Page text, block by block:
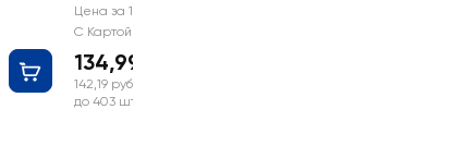
Цена за 1 шт
С Картой №1
134,99 руб
142,19 руб
до 403 шт